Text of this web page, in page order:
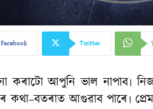
Facebook Twitter
আপুনি ভাল নাপাব৷
কথা–বতৰাত আগুৱাব পাৰে৷